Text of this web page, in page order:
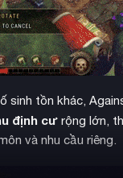
sinh tồn khác,
định cư rộng lớn,
và nhu cầu riêng.